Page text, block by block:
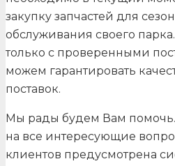
закупку запчастей для
обслуживания своего
только с проверенными
можем гарантировать
поставок.
Мы рады будем Вам помочь.
на все интересующие
клиентов предусмотрена